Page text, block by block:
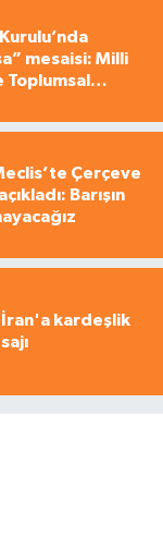
mesaisi: Milli
Toplumsal
Çerçeve
Barışın
kardeşlik